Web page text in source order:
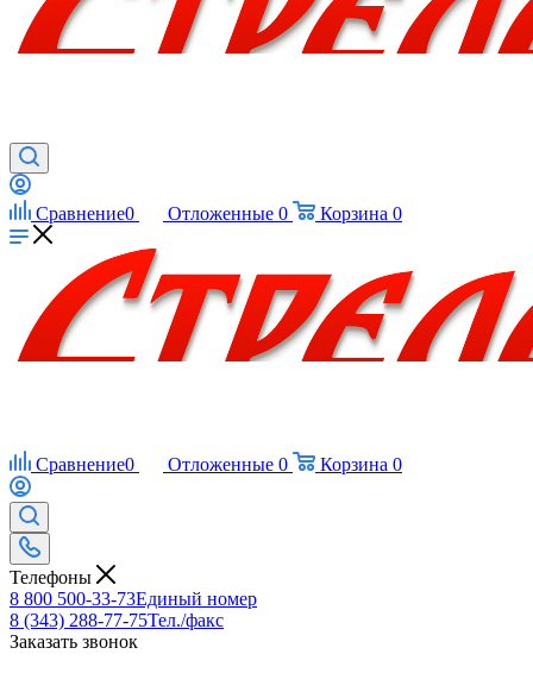
Сравнение0 Отложенные 0 Корзина 0
Сравнение0 Отложенные 0 Корзина 0
Телефоны
8 800 500-33-73Единый номер
8 (343) 288-77-75Тел./факс
Заказать звонок